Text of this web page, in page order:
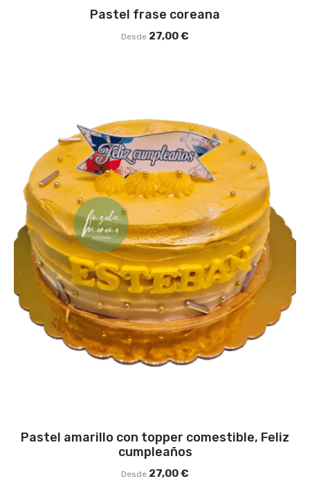
Pastel frase coreana
Desde 27,00€
Pastel amarillo con topper comestible, Feliz
cumpleaños
Desde 27,00€